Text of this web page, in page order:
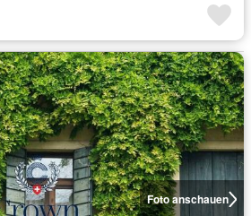
Foto anschauen